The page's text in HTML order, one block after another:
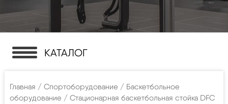
КАТАЛОГ
Главная / Спортоборудование / Баскетбольное
оборудование / Стационарная баскетбольная стойка DFC